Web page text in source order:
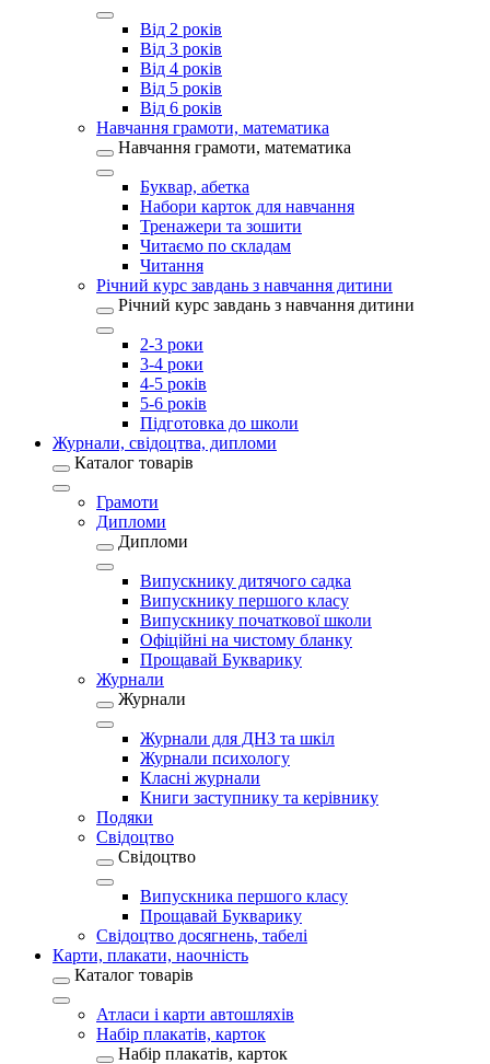
Від 2 років
Від 3 років
Від 4 років
Від 5 років
Від 6 років
Навчання грамоти, математика
Навчання грамоти, математика
Буквар, абетка
Набори карток для навчання
Тренажери та зошити
Читаємо по складам
Читання
Річний курс завдань з навчання дитини
Річний курс завдань з навчання дитини
2-3 роки
3-4 роки
4-5 років
5-6 років
Підготовка до школи
Журнали, свідоцтва, дипломи
Каталог товарів
Грамоти
Дипломи
Дипломи
Випускнику дитячого садка
Випускнику першого класу
Випускнику початкової школи
Офіційні на чистому бланку
Прощавай Букварику
Журнали
Журнали
Журнали для ДНЗ та шкіл
Журнали психологу
Класні журнали
Книги заступнику та керівнику
Подяки
Свідоцтво
Свідоцтво
Випускника першого класу
Прощавай Букварику
Свідоцтво досягнень, табелі
Карти, плакати, наочність
Каталог товарів
Атласи і карти автошляхів
Набір плакатів, карток
Набір плакатів, карток